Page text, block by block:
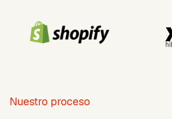
Nuestro proceso